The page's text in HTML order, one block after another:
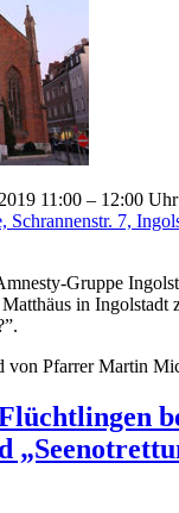
11:00 – 12:00 Uhr
Schrannenstr. 7,
Gruppe
in Ingolstadt
von Pfarrer Martin